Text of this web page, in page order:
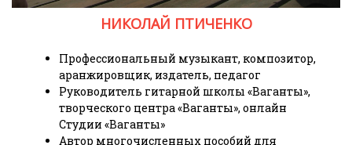
НИКОЛАЙ ПТИЧЕНКО
Профессиональный музыкант, композитор,
аранжировщик, издатель, педагог
Руководитель гитарной школы «Ваганты»,
творческого центра «Ваганты», онлайн
Студии «Ваганты»
Автор многочисленных пособий для